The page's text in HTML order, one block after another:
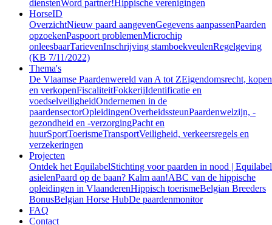
dienstenWord partner!Hippische verenigingen
HorseID
OverzichtNieuw paard aangevenGegevens aanpassenPaarden
opzoekenPaspoort problemenMicrochip
onleesbaarTarievenInschrijving stamboekveulenRegelgeving
(KB 7/11/2022)
Thema's
De Vlaamse Paardenwereld van A tot ZEigendomsrecht, kopen
en verkopenFiscaliteitFokkerijIdentificatie en
voedselveiligheidOndernemen in de
paardensectorOpleidingenOverheidssteunPaardenwelzijn, -
gezondheid en -verzorgingPacht en
huurSportToerismeTransportVeiligheid, verkeersregels en
verzekeringen
Projecten
Ontdek het EquilabelStichting voor paarden in nood | Equilabel
asielenPaard op de baan? Kalm aan!ABC van de hippische
opleidingen in VlaanderenHippisch toerismeBelgian Breeders
BonusBelgian Horse HubDe paardenmonitor
FAQ
Contact